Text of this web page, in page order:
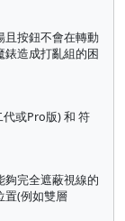
且按鈕不會在轉動
錶造成打亂組的困
或Pro版) 和 符
夠完全遮蔽視線的
置(例如雙層